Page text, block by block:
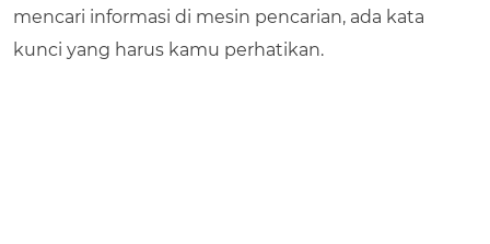
mencari informasi di mesin pencarian, ada kata
kunci yang harus kamu perhatikan.